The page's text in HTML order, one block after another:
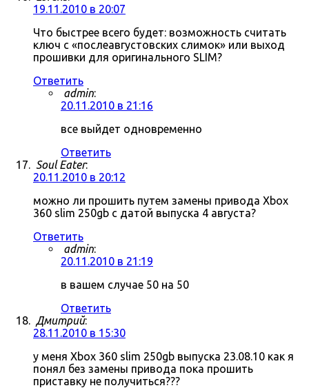
19.11.2010 в 20:07
Что быстрее всего будет: возможность считать
ключ с «послеавгустовских слимок» или выход
прошивки для оригинального SLIM?
Ответить
admin:
20.11.2010 в 21:16
все выйдет одновременно
Ответить
Soul Eater:
20.11.2010 в 20:12
можно ли прошить путем замены привода Xbox
360 slim 250gb с датой выпуска 4 августа?
Ответить
admin:
20.11.2010 в 21:19
в вашем случае 50 на 50
Ответить
Дмитрий:
28.11.2010 в 15:30
у меня Xbox 360 slim 250gb выпуска 23.08.10 как я
понял без замены привода пока прошить
приставку не получиться???